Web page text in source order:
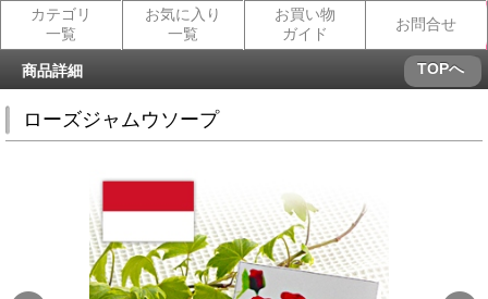
カテゴリ
一覧
お気に入り
一覧
お買い物
ガイド
お問合せ
商品詳細 TOPへ
ローズジャムウソープ